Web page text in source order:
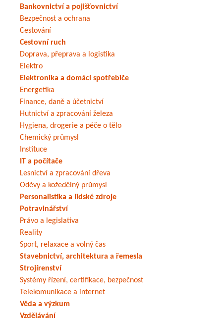
Bankovnictví a pojišťovnictví
Bezpečnost a ochrana
Cestování
Cestovní ruch
Doprava, přeprava a logistika
Elektro
Elektronika a domácí spotřebiče
Energetika
Finance, daně a účetnictví
Hutnictví a zpracování železa
Hygiena, drogerie a péče o tělo
Chemický průmysl
Instituce
IT a počítače
Lesnictví a zpracování dřeva
Oděvy a kožedělný průmysl
Personalistika a lidské zdroje
Potravinářství
Právo a legislativa
Reality
Sport, relaxace a volný čas
Stavebnictví, architektura a řemesla
Strojírenství
Systémy řízení, certifikace, bezpečnost
Telekomunikace a internet
Věda a výzkum
Vzdělávání